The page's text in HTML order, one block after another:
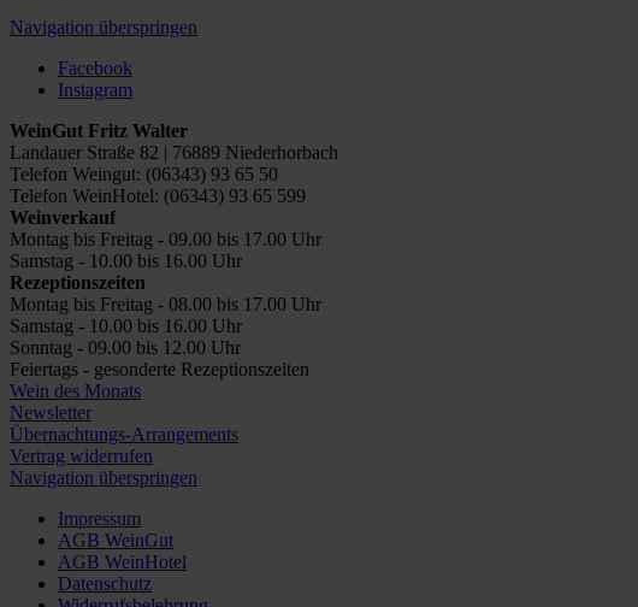
Navigation überspringen
Facebook
Instagram
WeinGut Fritz Walter
Landauer Straße 82 | 76889 Niederhorbach
Telefon Weingut: (06343) 93 65 50
Telefon WeinHotel: (06343) 93 65 599
Weinverkauf
Montag bis Freitag - 09.00 bis 17.00 Uhr
Samstag - 10.00 bis 16.00 Uhr
Rezeptionszeiten
Montag bis Freitag - 08.00 bis 17.00 Uhr
Samstag - 10.00 bis 16.00 Uhr
Sonntag - 09.00 bis 12.00 Uhr
Feiertags - gesonderte Rezeptionszeiten
Wein des Monats
Newsletter
Übernachtungs-Arrangements
Vertrag widerrufen
Navigation überspringen
Impressum
AGB WeinGut
AGB WeinHotel
Datenschutz